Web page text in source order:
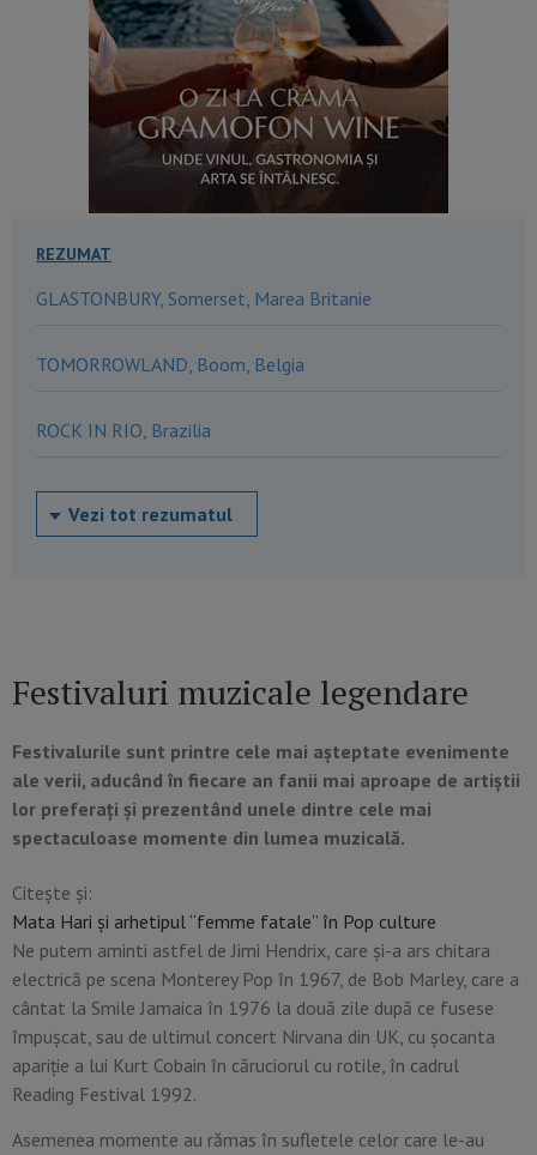
REZUMAT
GLASTONBURY, Somerset, Marea Britanie
TOMORROWLAND, Boom, Belgia
ROCK IN RIO, Brazilia
Vezi tot rezumatul
Festivaluri muzicale legendare
Festivalurile sunt printre cele mai așteptate evenimente
ale verii, aducând în fiecare an fanii mai aproape de artiștii
lor preferați și prezentând unele dintre cele mai
spectaculoase momente din lumea muzicală.
Citește și:
Mata Hari şi arhetipul “femme fatale” în Pop culture
Ne putem aminti astfel de Jimi Hendrix, care și-a ars chitara
electrică pe scena Monterey Pop în 1967, de Bob Marley, care a
cântat la Smile Jamaica în 1976 la două zile după ce fusese
împușcat, sau de ultimul concert Nirvana din UK, cu şocanta
apariţie a lui Kurt Cobain în căruciorul cu rotile, în cadrul
Reading Festival 1992.
Asemenea momente au rămas în sufletele celor care le-au